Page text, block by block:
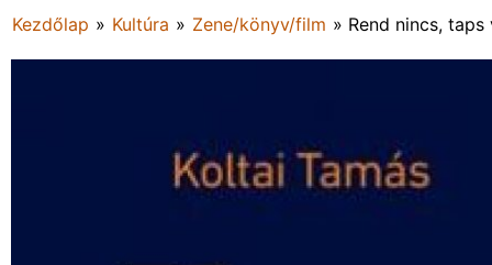
Kezdőlap » Kultúra » Zene/könyv/film » Rend nincs, taps